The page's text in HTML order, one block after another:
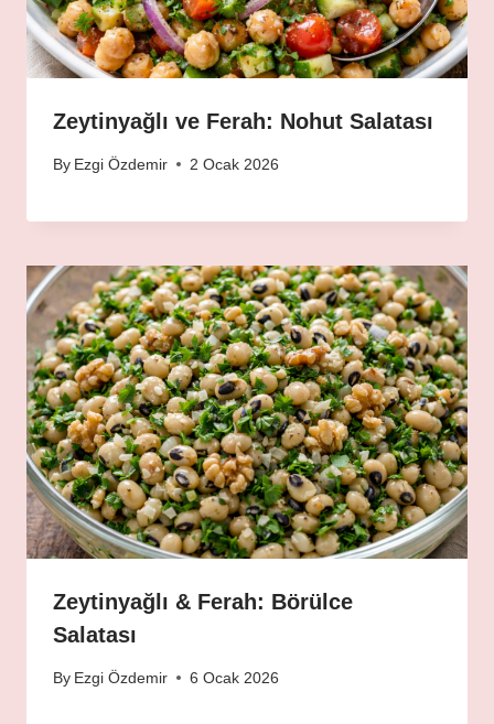
Zeytinyağlı ve Ferah: Nohut Salatası
By Ezgi Özdemir 2 Ocak 2026
Zeytinyağlı & Ferah: Börülce
Salatası
By Ezgi Özdemir 6 Ocak 2026